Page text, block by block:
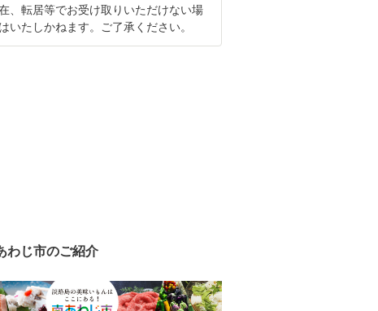
、転居等でお受け取りいただけない場
いたしかねます。ご了承ください。
わじ市のご紹介